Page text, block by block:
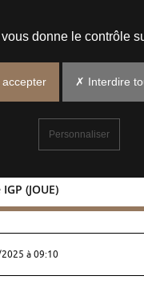
(JOUE)
au registre
à 09:10
donne le contrôle
✗ Interdire
Personnaliser